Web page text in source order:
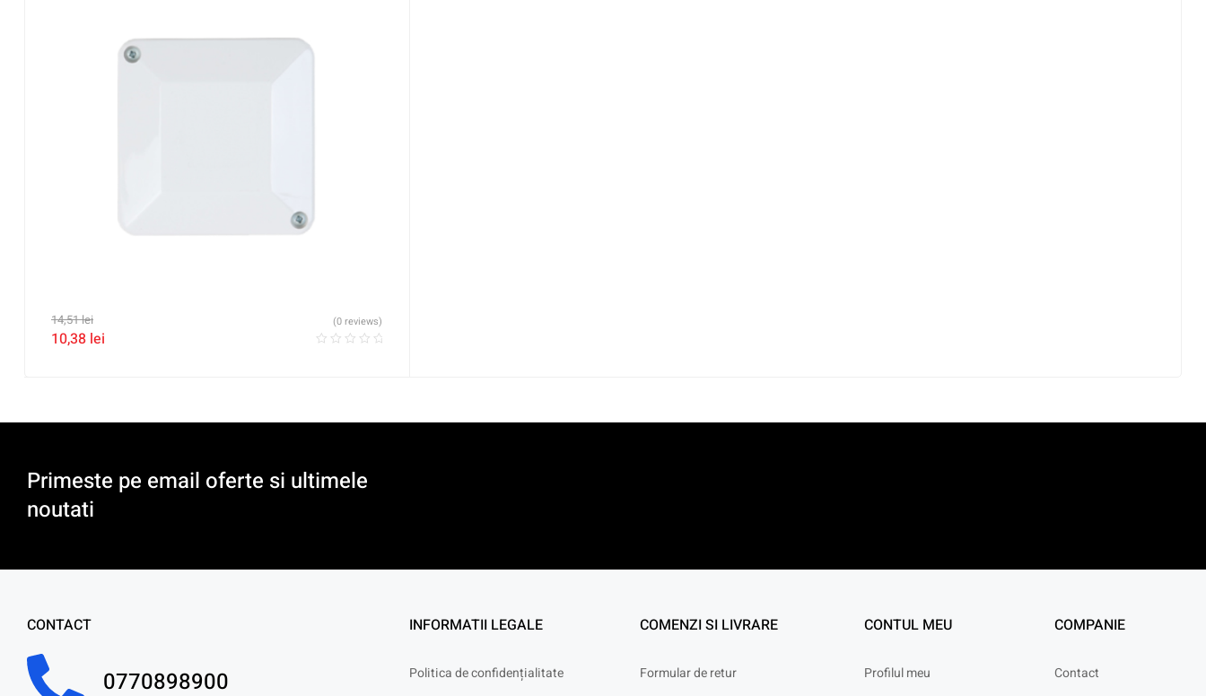
14,51lei
10,38 lei
(0 reviews)
Primeste pe email oferte si ultimele
noutati
CONTACT
0770898900
INFORMATII LEGALE
Politica de confidențialitate
COMENZI SI LIVRARE
Formular de retur
CONTUL MEU
Profilul meu
COMPANIE
Contact